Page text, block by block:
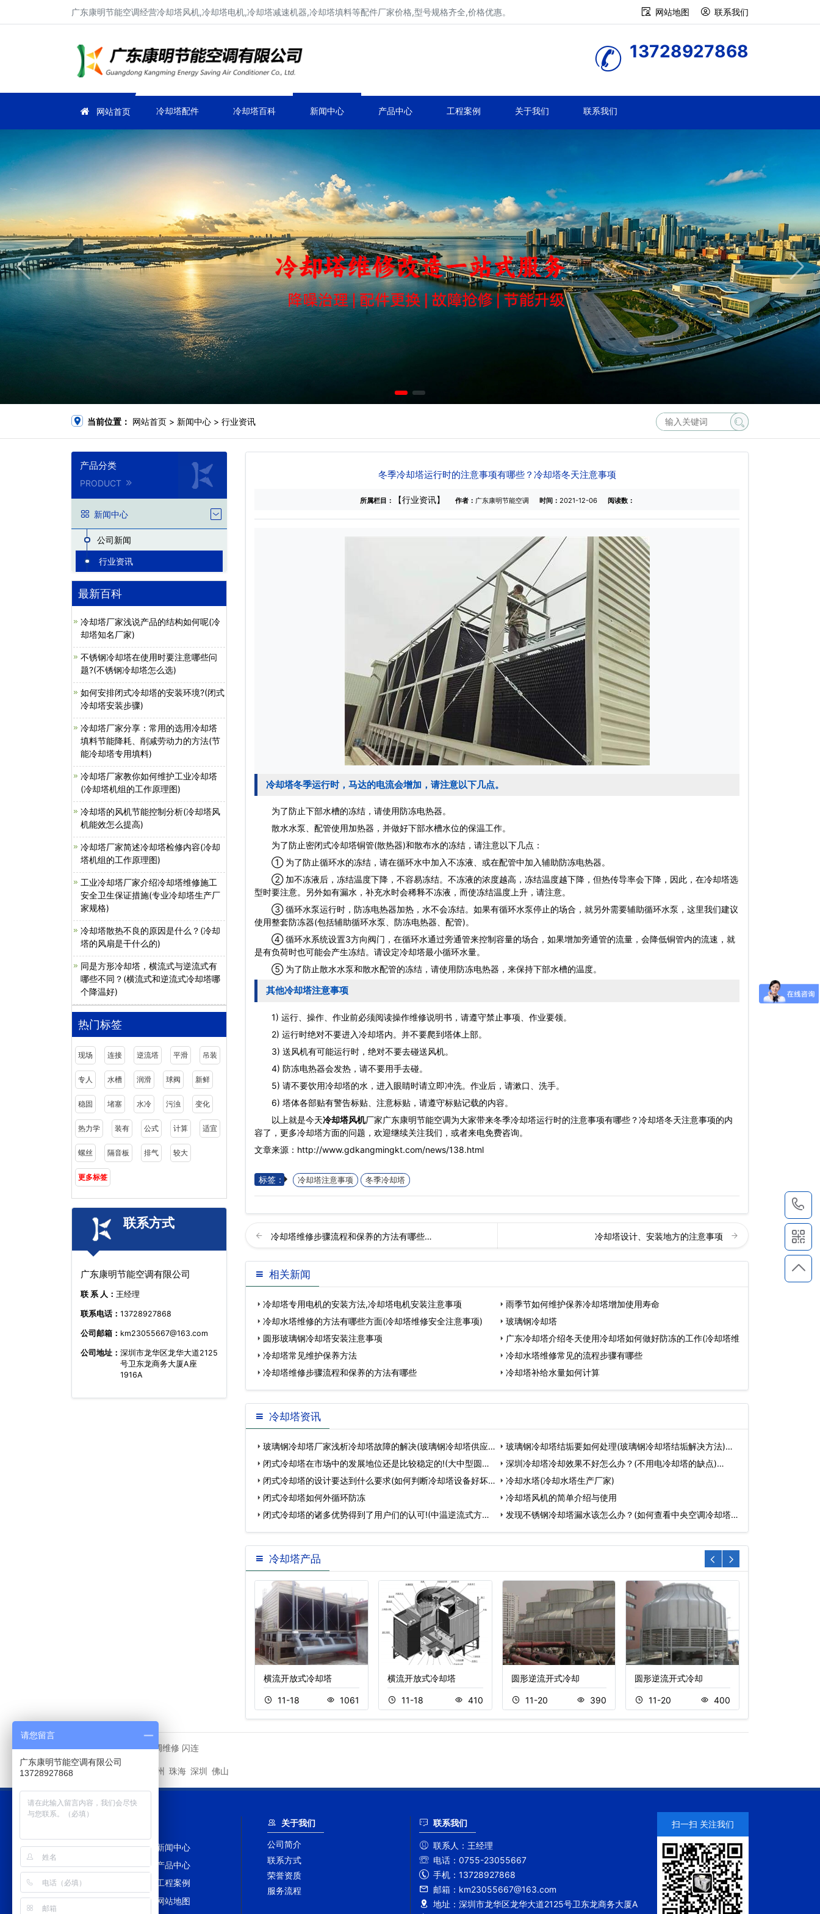
广东康明节能空调经营冷却塔风机,冷却塔电机,冷却塔减速机器,冷却塔填料等配件厂家价格,型号规格齐全,价格优惠。 网站地图 联系我们
13728927868
网站首页 冷却塔配件 冷却塔百科 新闻中心 产品中心 工程案例 关于我们 联系我们
当前位置： 网站首页 > 新闻中心 > 行业资讯
产品分类
PRODUCT
新闻中心
公司新闻
行业资讯
最新百科
冷却塔厂家浅说产品的结构如何呢(冷
却塔知名厂家)
不锈钢冷却塔在使用时要注意哪些问
题?(不锈钢冷却塔怎么选)
如何安排闭式冷却塔的安装环境?(闭式
冷却塔安装步骤)
冷却塔厂家分享：常用的选用冷却塔
填料节能降耗、削减劳动力的方法(节
能冷却塔专用填料)
冷却塔厂家教你如何维护工业冷却塔
(冷却塔机组的工作原理图)
冷却塔的风机节能控制分析(冷却塔风
机能效怎么提高)
冷却塔厂家简述冷却塔检修内容(冷却
塔机组的工作原理图)
工业冷却塔厂家介绍冷却塔维修施工
安全卫生保证措施(专业冷却塔生产厂
家规格)
冷却塔散热不良的原因是什么？(冷却
塔的风扇是干什么的)
同是方形冷却塔，横流式与逆流式有
哪些不同？(横流式和逆流式冷却塔哪
个降温好)
热门标签
现场 连接 逆流塔 平滑 吊装
专人 水槽 润滑 球阀 新鲜
稳固 堵塞 水冷 污浊 变化
热力学 装有 公式 计算 适宜
螺丝 隔音板 排气 较大
更多标签
联系方式
广东康明节能空调有限公司
联 系 人： 王经理
联系电话： 13728927868
公司邮箱： km23055667@163.com
公司地址： 深圳市龙华区龙华大道2125
号卫东龙商务大厦A座
1916A
冬季冷却塔运行时的注意事项有哪些？冷却塔冬天注意事项
所属栏目： 【行业资讯】 作者： 广东康明节能空调 时间： 2021-12-06 阅读数：
冷却塔冬季运行时，马达的电流会增加，请注意以下几点。
为了防止下部水槽的冻结，请使用防冻电热器。
散水水泵、配管使用加热器，并做好下部水槽水位的保温工作。
为了防止密闭式冷却塔铜管(散热器)和散布水的冻结，请注意以下几点：
① 为了防止循环水的冻结，请在循环水中加入不冻液、或在配管中加入辅助防冻电热器。
② 加不冻液后，冻结温度下降，不容易冻结。不冻液的浓度越高，冻结温度越下降，但热传导率会下降，因此，在冷却塔选
型时要注意。另外如有漏水，补充水时会稀释不冻液，而使冻结温度上升，请注意。
③ 循环水泵运行时，防冻电热器加热，水不会冻结。如果有循环水泵停止的场合，就另外需要辅助循环水泵，这里我们建议
使用整套防冻器(包括辅助循环水泵、防冻电热器、配管)。
④ 循环水系统设置3方向阀门，在循环水通过旁通管来控制容量的场合，如果增加旁通管的流量，会降低铜管内的流速，就
是有负荷时也可能会产生冻结。请设定冷却塔最小循环水量。
⑤ 为了防止散水水泵和散水配管的冻结，请使用防冻电热器，来保持下部水槽的温度。
其他冷却塔注意事项
1) 运行、操作、作业前必须阅读操作维修说明书，请遵守禁止事项、作业要领。
2) 运行时绝对不要进入冷却塔内。并不要爬到塔体上部。
3) 送风机有可能运行时，绝对不要去碰送风机。
4) 防冻电热器会发热，请不要用手去碰。
5) 请不要饮用冷却塔的水，进入眼睛时请立即冲洗。作业后，请漱口、洗手。
6) 塔体各部贴有警告标贴、注意标贴，请遵守标贴记载的内容。
以上就是今天冷却塔风机厂家广东康明节能空调为大家带来冬季冷却塔运行时的注意事项有哪些？冷却塔冬天注意事项的内
容了，更多冷却塔方面的问题，欢迎继续关注我们，或者来电免费咨询。
文章来源：http://www.gdkangmingkt.com/news/138.html
标签： 冷却塔注意事项 冬季冷却塔
冷却塔维修步骤流程和保养的方法有哪些… 冷却塔设计、安装地方的注意事项
相关新闻
冷却塔专用电机的安装方法,冷却塔电机安装注意事项
雨季节如何维护保养冷却塔增加使用寿命
冷却水塔维修的方法有哪些方面(冷却塔维修安全注意事项)
玻璃钢冷却塔
圆形玻璃钢冷却塔安装注意事项
广东冷却塔介绍冬天使用冷却塔如何做好防冻的工作(冷却塔维
冷却塔常见维护保养方法
冷却水塔维修常见的流程步骤有哪些
冷却塔维修步骤流程和保养的方法有哪些
冷却塔补给水量如何计算
冷却塔资讯
玻璃钢冷却塔厂家浅析冷却塔故障的解决(玻璃钢冷却塔供应
厂…
玻璃钢冷却塔结垢要如何处理(玻璃钢冷却塔结垢解决方法)…
闭式冷却塔在市场中的发展地位还是比较稳定的!(大中型圆
形…
深圳冷却塔冷却效果不好怎么办？(不用电冷却塔的缺点)…
闭式冷却塔的设计要达到什么要求(如何判断冷却塔设备好坏)
…
冷却水塔(冷却水塔生产厂家)
闭式冷却塔如何外循环防冻
冷却塔风机的简单介绍与使用
闭式冷却塔的诸多优势得到了用户们的认可!(中温逆流式方
形…
发现不锈钢冷却塔漏水该怎么办？(如何查看中央空调冷却塔水
位…
冷却塔产品
横流开放式冷却塔
11-18 1061
横流开放式冷却塔
11-18 410
圆形逆流开式冷却
11-20 390
圆形逆流开式冷却
11-20 400
友情链接 中央空调维修 闪连
惠州 珠海 深圳 佛山
网站首页
新闻中心
冷却塔百科
产品中心
冷却塔配件
工程案例
冷却塔维修
网站地图
关于我们
公司简介
联系方式
荣誉资质
服务流程
联系我们
联系人： 王经理
电话： 0755-23055667
手机： 13728927868
邮箱： km23055667@163.com
地址： 深圳市龙华区龙华大道2125号卫东龙商务大厦A
扫一扫 关注我们
请您留言
广东康明节能空调有限公司
13728927868